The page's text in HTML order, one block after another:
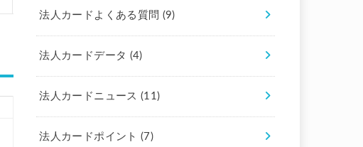
法人カードよくある質問 (9)
法人カードデータ (4)
法人カードニュース (11)
法人カードポイント (7)